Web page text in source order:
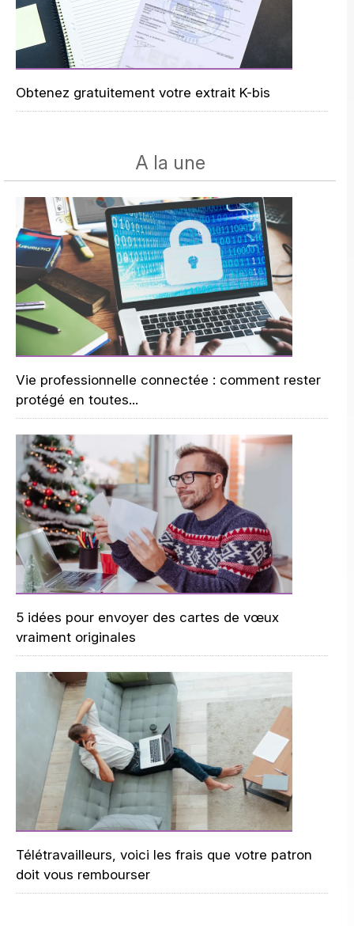
Obtenez gratuitement votre extrait K-bis
A la une
Vie professionnelle connectée : comment rester
protégé en toutes...
5 idées pour envoyer des cartes de vœux
vraiment originales
Télétravailleurs, voici les frais que votre patron
doit vous rembourser